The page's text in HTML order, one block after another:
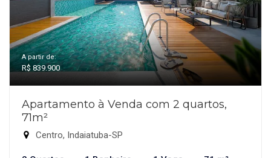
A partir de:
R$ 839.900
Apartamento à Venda com 2 quartos,
71m²
Centro, Indaiatuba-SP